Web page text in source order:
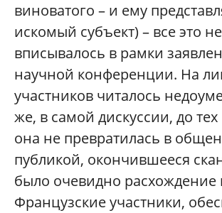
виноватого – и ему
искомый субъект) – все это не
вписывалось в рамки
научной конференции. На
участников читалось
же, в самой дискуссии, до
она не превратилась в
публикой, окончившееся
было очевидно расхождение
Французские участники,